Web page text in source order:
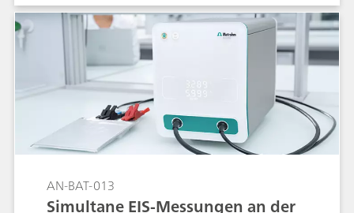
von Milch kann schnell und einfach
thermometrisch mit einer Standardlösung von
Al3+ als Titriermittel titriert werden.
Thermometrische Titrationen werden unter
Bedingungen einer konstanten
Titriermittelzugaberate durchgeführt. Die
Molarität des Titriermittels wird automatisch in
tiamoTM (Software) mit dem SLO-Befehl
berechnet. Die Ergebnisse werden in mg
Anwendungsbulletin finden Sie weitere
AN-BAT-013
Simultane EIS-Messungen an der